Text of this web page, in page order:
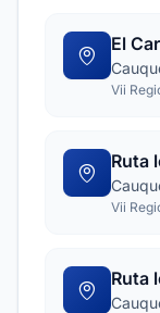
El
Vii
Ruta
Vii
Ruta